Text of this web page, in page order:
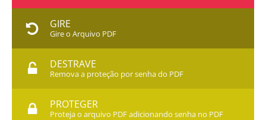
GIRE
Gire o Arquivo PDF
DESTRAVE
Remova a proteção por senha do PDF
PROTEGER
Proteja o arquivo PDF adicionando senha no PDF